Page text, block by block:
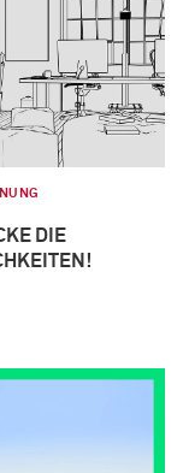
DIE